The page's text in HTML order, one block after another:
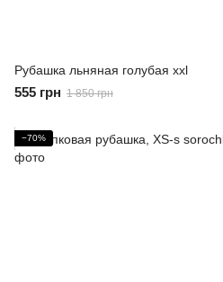
Рубашка льняная голубая xxl
555 грн 1 850 грн
−70%